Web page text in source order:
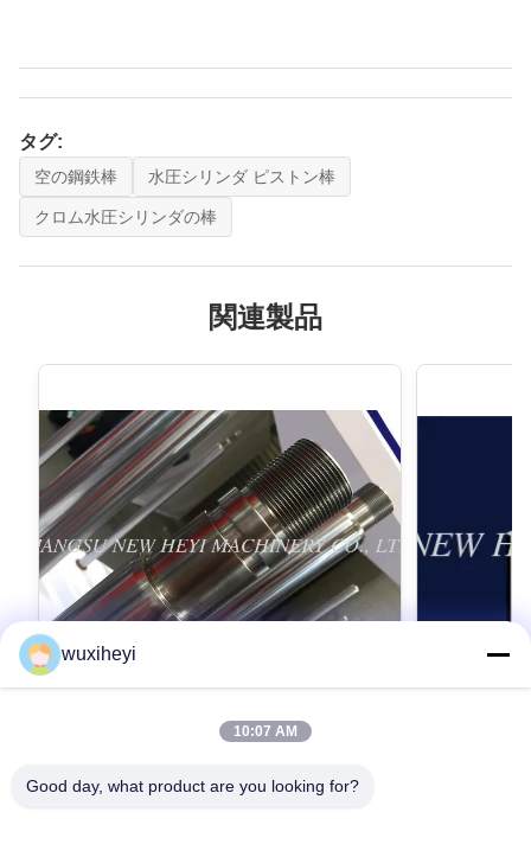
タグ:
空の鋼鉄棒 水圧シリンダ ピストン棒
クロム水圧シリンダの棒
関連製品
棒のクロムめっき
wuxiheyi
10:07 AM
Good day, what product are you looking for?